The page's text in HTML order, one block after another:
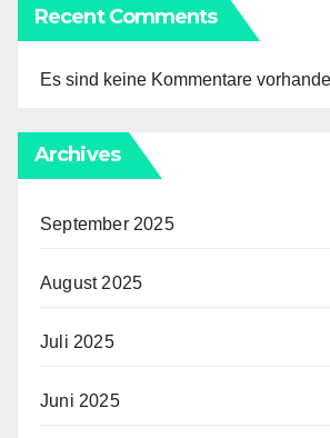
Recent Comments
Es sind keine Kommentare
Archives
September 2025
August 2025
Juli 2025
Juni 2025